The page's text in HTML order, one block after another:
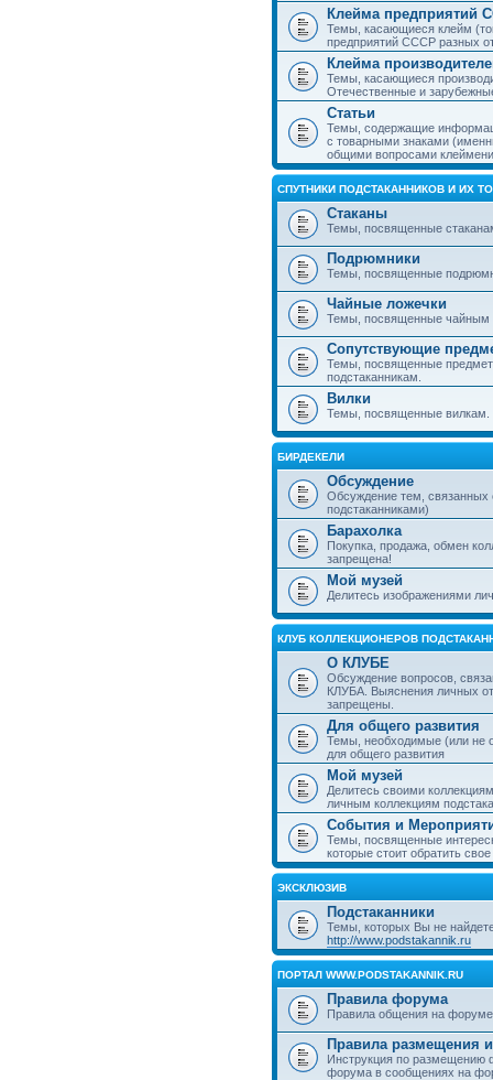
Клейма предприятий
Темы, касающиеся клейм
предприятий СССР разных
Клейма
Темы, касающиеся
Отечественные и
Статьи
Темы, содержащие
с товарными знаками
общими вопросами
СПУТНИКИ ПОДСТАКАННИКОВ И ИХ
Стаканы
Темы, посвященные
Подрюмники
Темы, посвященные
Чайные ложечки
Темы, посвященные чайным
Сопутствующие
Темы, посвященные
подстаканникам.
Вилки
Темы, посвященные вилкам.
БИРДЕКЕЛИ
Обсуждение
Обсуждение тем,
подстаканниками)
Барахолка
Покупка, продажа, обмен
запрещена!
Мой музей
Делитесь изображениями
КЛУБ КОЛЛЕКЦИОНЕРОВ
О КЛУБЕ
Обсуждение вопросов,
КЛУБА. Выяснения личных
запрещены.
Для общего развития
Темы, необходимые (или не
для общего развития
Мой музей
Делитесь своими
личным коллекциям
События и
Темы, посвященные
которые стоит обратить
ЭКСКЛЮЗИВ
Подстаканники
Темы, которых Вы не
http://www.podstakannik.ru
ПОРТАЛ WWW.PODSTAKANNIK.RU
Правила форума
Правила общения на форуме
Правила размещения
Инструкция по размещению
форума в сообщениях на